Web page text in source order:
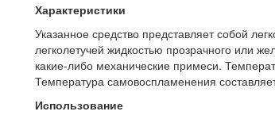
Характеристики
Указанное средство представляет собой
легколетучей жидкостью прозрачного или
какие-либо механические примеси.
Температура самовоспламенения
Использование